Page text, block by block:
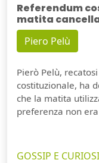
Referendum
matita
Piero Pelù
Pierò Pelù,
costituzionale, ha
che la matita
preferenza non
GOSSIP E